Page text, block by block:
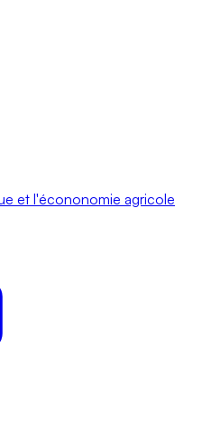
et l'écononomie agricole